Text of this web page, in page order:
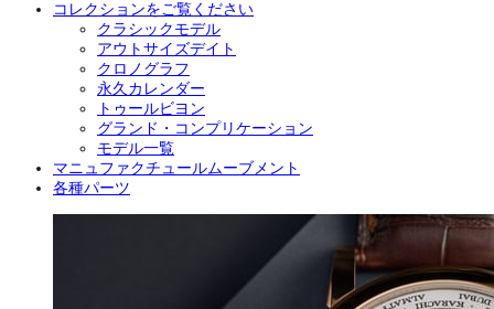
コレクションをご覧ください
クラシックモデル
アウトサイズデイト
クロノグラフ
永久カレンダー
トゥールビヨン
グランド・コンプリケーション
モデル一覧
マニュファクチュールムーブメント
各種パーツ